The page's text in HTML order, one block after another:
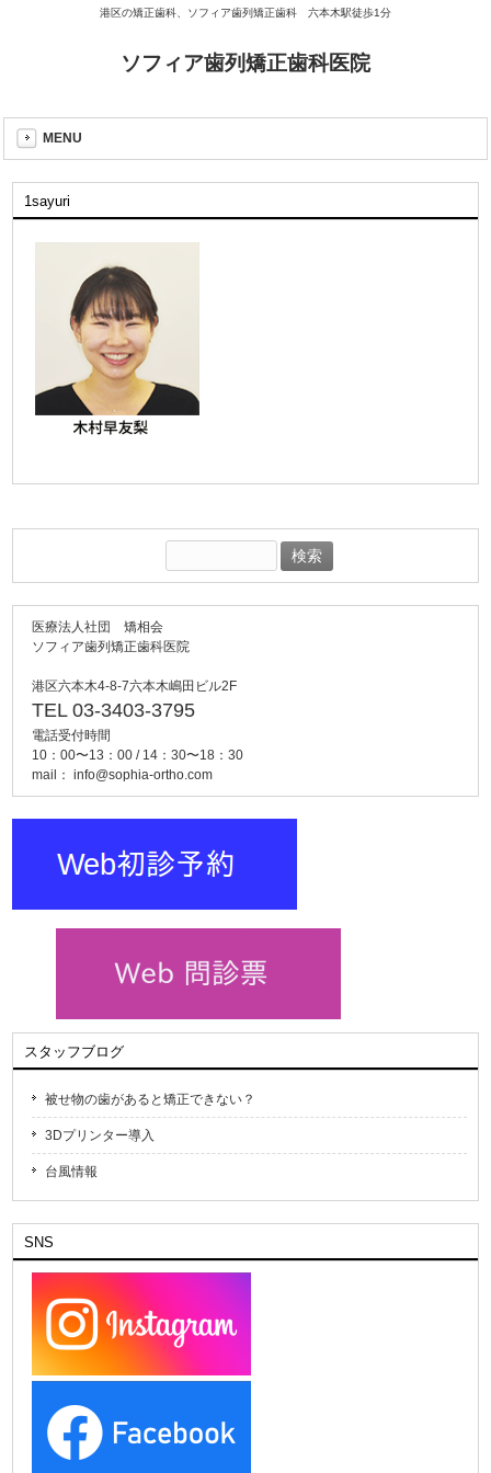
港区の矯正歯科、ソフィア歯列矯正歯科 六本木駅徒歩1分
ソフィア歯列矯正歯科医院
MENU
1sayuri
索:
医療法人社団 矯相会
ソフィア歯列矯正歯科医院
港区六本木4-8-7六本木嶋田ビル2F
TEL 03-3403-3795
電話受付時間
10：00〜13：00 / 14：30〜18：30
mail：info@sophia-ortho.com
スタッフブログ
被せ物の歯があると矯正できない？
3Dプリンター導入
台風情報
SNS